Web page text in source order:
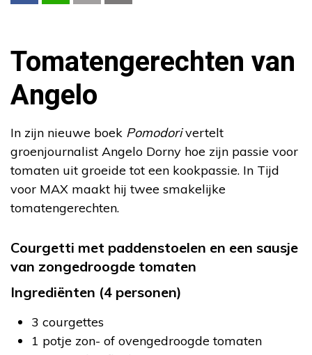
Tomatengerechten van
Angelo
In zijn nieuwe boek Pomodorivertelt
groenjournalist Angelo Dorny hoe zijn passie voor
tomaten uit groeide tot een kookpassie. In Tijd
voor MAX maakt hij twee smakelijke
tomatengerechten.
Courgetti met paddenstoelen en een sausje
van zongedroogde tomaten
Ingrediënten (4 personen)
3 courgettes
1 potje zon- of ovengedroogde tomaten